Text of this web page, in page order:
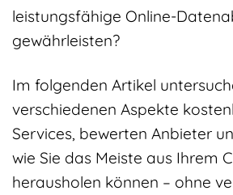
leistungsfähige Online-
gewährleisten?
Im folgenden Artikel
verschiedenen Aspekte
Services, bewerten Anbieter
wie Sie das Meiste aus Ihrem
herausholen können – ohne